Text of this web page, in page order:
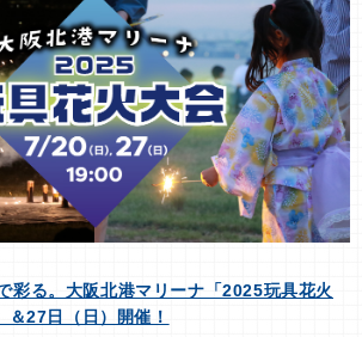
彩る。大阪北港マリーナ「2025玩具花火
27日（日）開催！